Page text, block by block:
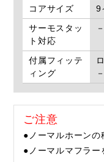
コアサイズ
9
サーモスタッ
ト対応
－
付属フィッテ
ィング
ご注意
●ノーマルホーンの
●ノーマルマフラー